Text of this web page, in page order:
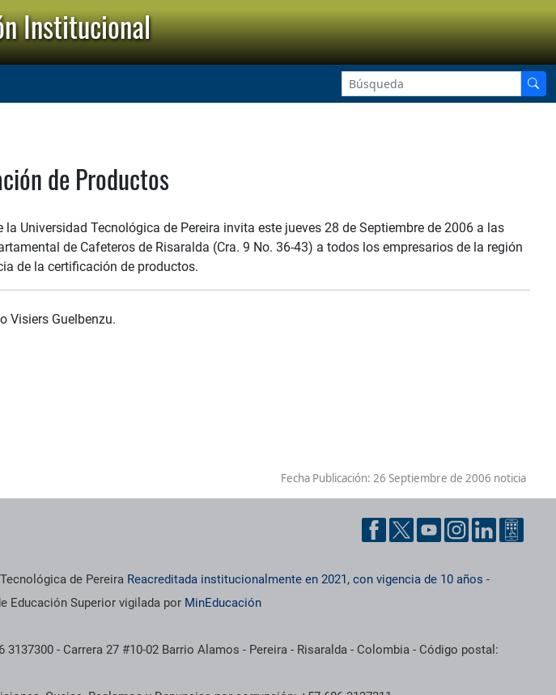
Institucional
de Productos
Universidad Tecnológica de Pereira invita este jueves 28 de Septiembre de 2006 a las
de Cafeteros de Risaralda (Cra. 9 No. 36-43) a todos los empresarios de la región
de la certificación de productos.
Visiers Guelbenzu.
Fecha Publicación: 26 Septiembre de 2006 noticia
de Pereira Reacreditada institucionalmente en 2021, con vigencia de 10 años -
Educación Superior vigilada por MinEducación
3137300 - Carrera 27 #10-02 Barrio Alamos - Pereira - Risaralda - Colombia - Código postal: